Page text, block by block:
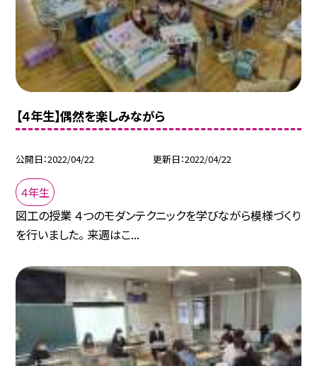
【４年生】偶然を楽しみながら
公開日 2022/04/22 更新日 2022/04/22
４年生
図工の授業 ４つのモダンテクニックを学びながら模様づくり
を行いました。 来週はこ...